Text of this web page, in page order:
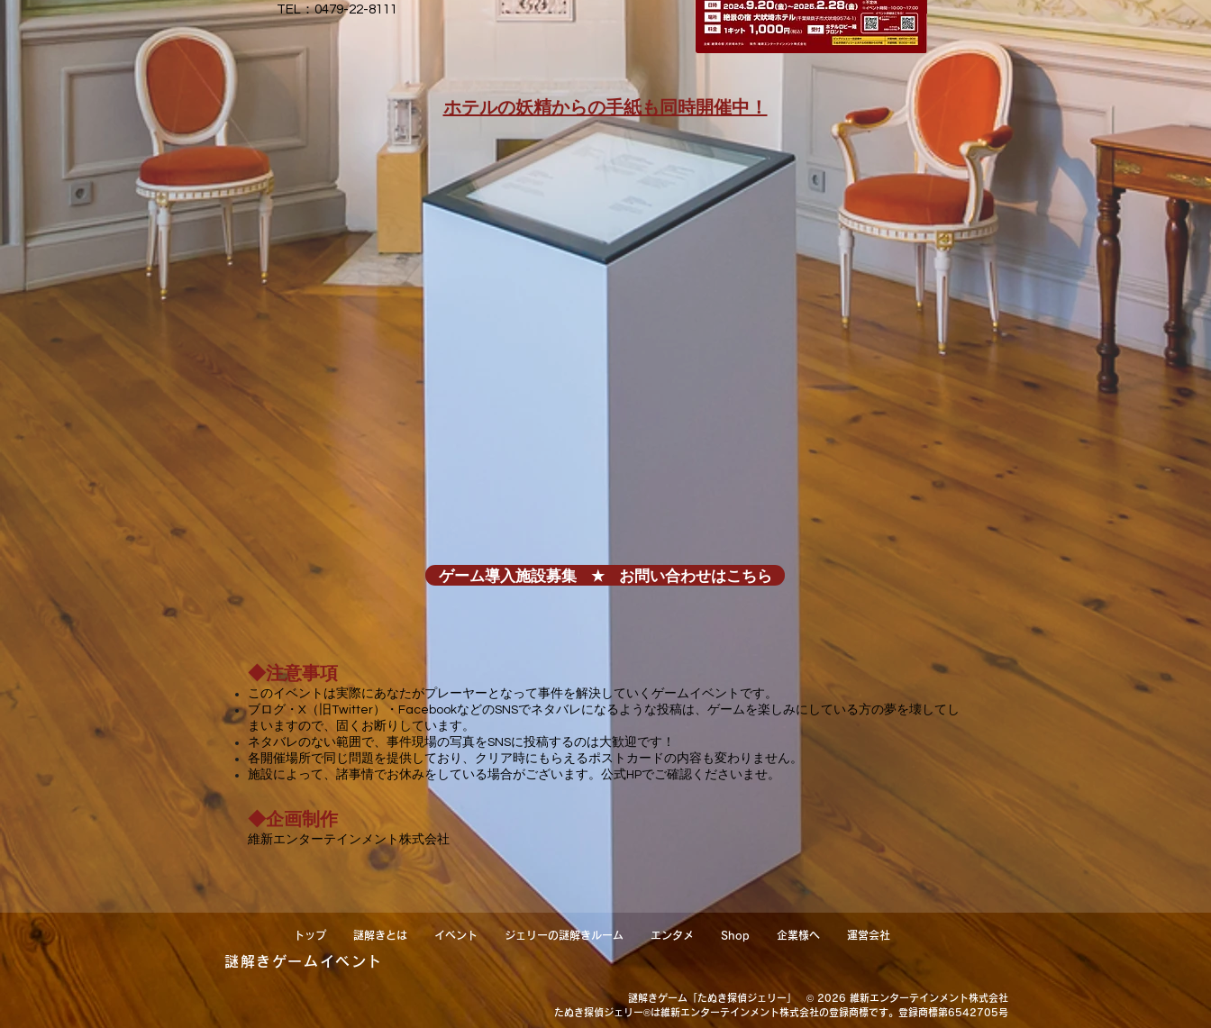
ホテルの妖精からの手紙も同時開催中！
TEL：0479-22-8111
ゲーム導入施設募集 ★ お問い合わせはこちら
◆注意事項
このイベントは実際にあなたがプレーヤーとなって事件を解決していくゲームイベントです。
ブログ・ X（旧Twitter）・FacebookなどのSNSでネタバレになるような投稿は、ゲームを楽しみにしている方の夢を壊してし
まいますので、固くお断りしています。
ネタバレのない範囲で、事件現場の写真をSNSに投稿するのは大歓迎です！
​各開催場所で同じ問題を提供しており、クリア時にもらえるポストカードの内容も変わりません。
​施設によって、諸事情でお休みをしている場合がございます。公式HPでご確認くださいませ。
◆企画制作
維新エンターテインメント株式会社
トップ 謎解きとは イベント ジェリーの謎解きルーム エンタメ Shop 企業様へ 運営会社
謎解きゲームイベント
謎解きゲーム「たぬき探偵ジェリー」 © 2026 維新エンターテインメント株式会社
たぬき探偵ジェリー®は維新エンターテインメント株式会社の登録商標です。登録商標第6542705号